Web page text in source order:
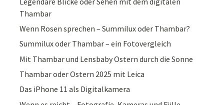
Thambar
Wenn Rosen sprechen – Summilux oder Thambar?
Summilux oder Thambar – ein Fotovergleich
Mit Thambar und Lensbaby Ostern durch die Sonne
Thambar oder Ostern 2025 mit Leica
Das iPhone 11 als Digitalkamera